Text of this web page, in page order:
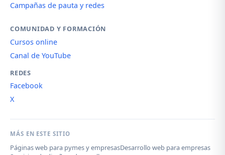
Campañas de pauta y redes
COMUNIDAD Y FORMACIÓN
Cursos online
Canal de YouTube
REDES
Facebook
X
MÁS EN ESTE SITIO
Páginas web para pymes y empresasDesarrollo web para empresas